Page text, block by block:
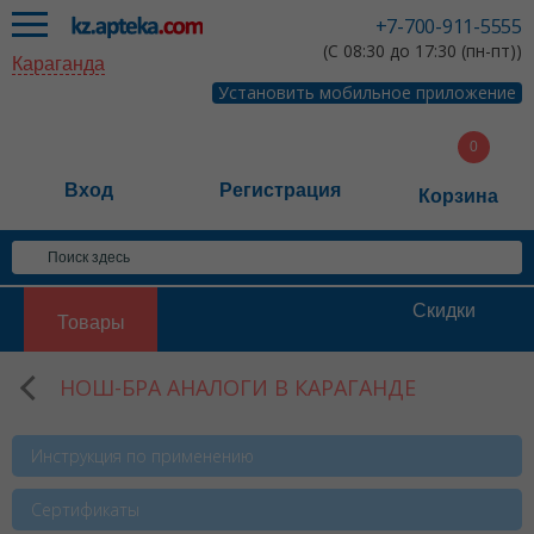
+7-700-911-5555
(С 08:30 до 17:30 (пн-пт))
Установить мобильное приложение
Караганда
Вход Регистрация Корзина
Товары
Скидки
НОШ-БРА АНАЛОГИ В КАРАГАНДЕ
Инструкция по применению
Сертификаты